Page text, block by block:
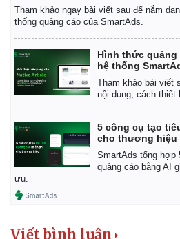
Tham khảo ngay bài viết sau để nắm
thống quảng cáo của SmartAds.
Hình thức quảng
hệ thống
Tham khảo bài viết
nội dung, cách thiết
5 công cụ tạo
cho thương hiệu
SmartAds tổng hợp
quảng cáo bằng AI
ưu.
Viết bình luận